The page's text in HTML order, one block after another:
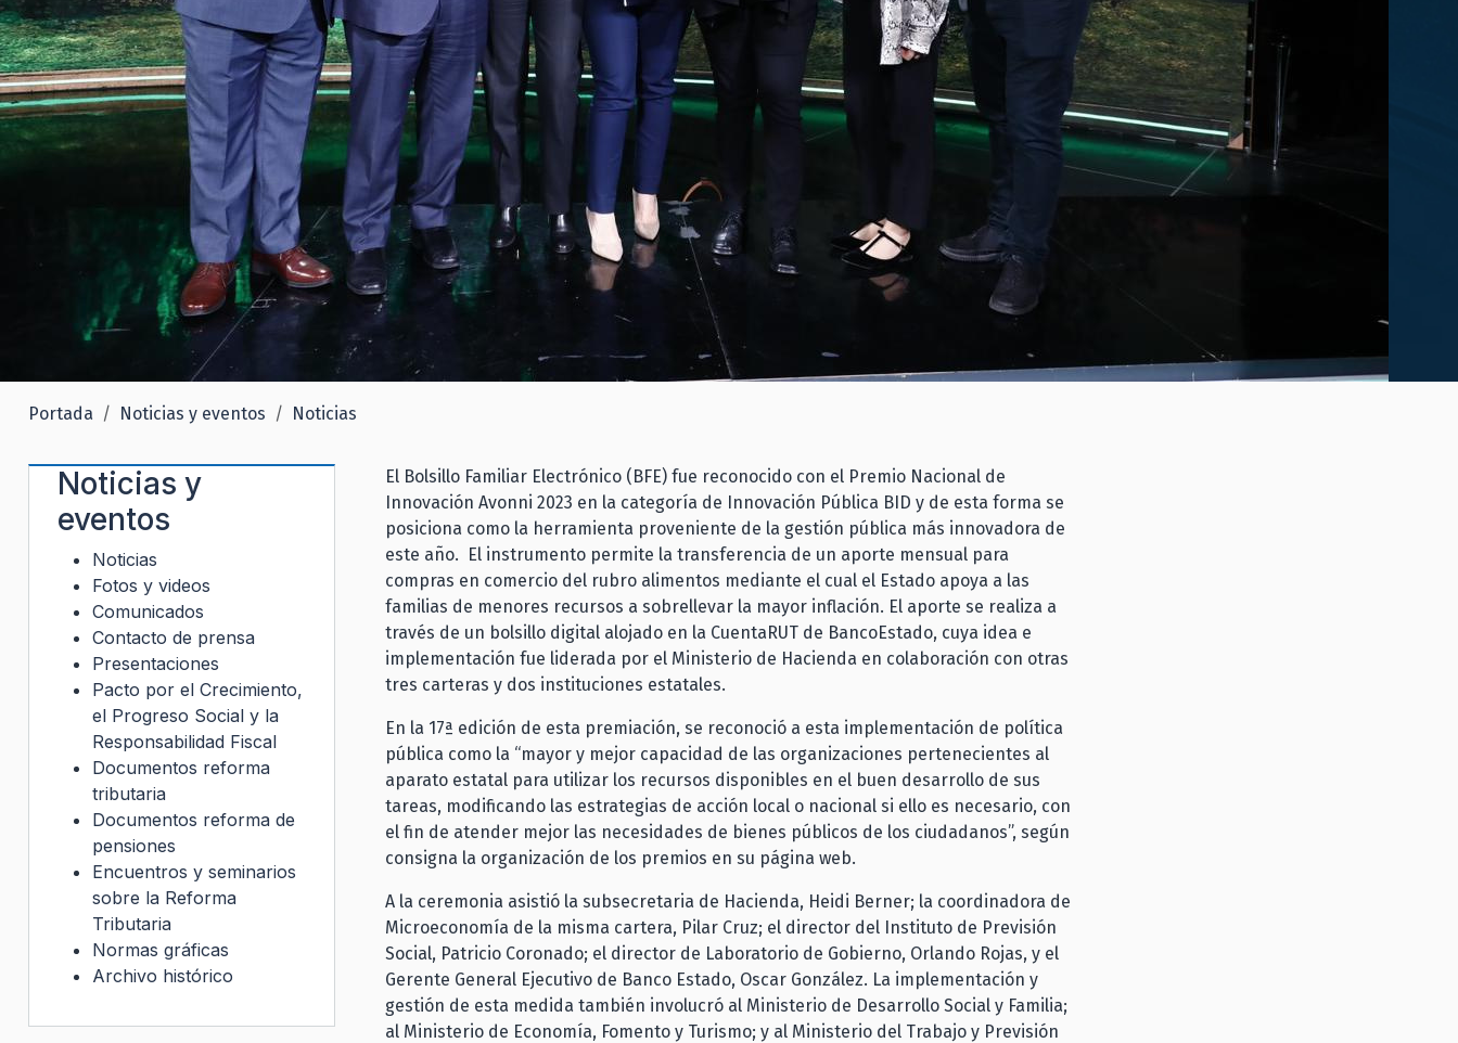
Portada Noticias y eventos Noticias
El Bolsillo Familiar Electrónico (BFE) fue reconocido con el Premio Nacional de
Innovación Avonni 2023 en la categoría de Innovación Pública BID y de esta forma se
posiciona como la herramienta proveniente de la gestión pública más innovadora de
este año. El instrumento permite la transferencia de un aporte mensual para
compras en comercio del rubro alimentos mediante el cual el Estado apoya a las
familias de menores recursos a sobrellevar la mayor inflación. El aporte se realiza a
través de un bolsillo digital alojado en la CuentaRUT de BancoEstado, cuya idea e
implementación fue liderada por el Ministerio de Hacienda en colaboración con otras
tres carteras y dos instituciones estatales.
En la 17ª edición de esta premiación, se reconoció a esta implementación de política
pública como la “mayor y mejor capacidad de las organizaciones pertenecientes al
aparato estatal para utilizar los recursos disponibles en el buen desarrollo de sus
tareas, modificando las estrategias de acción local o nacional si ello es necesario, con
el fin de atender mejor las necesidades de bienes públicos de los ciudadanos”, según
consigna la organización de los premios en su página web.
A la ceremonia asistió la subsecretaria de Hacienda, Heidi Berner; la coordinadora de
Microeconomía de la misma cartera, Pilar Cruz; el director del Instituto de Previsión
Social, Patricio Coronado; el director de Laboratorio de Gobierno, Orlando Rojas, y el
Gerente General Ejecutivo de Banco Estado, Oscar González. La implementación y
gestión de esta medida también involucró al Ministerio de Desarrollo Social y Familia;
al Ministerio de Economía, Fomento y Turismo; y al Ministerio del Trabajo y Previsión
Noticias y
eventos
Noticias
Fotos y videos
Comunicados
Contacto de prensa
Presentaciones
Pacto por el Crecimiento,
el Progreso Social y la
Responsabilidad Fiscal
Documentos reforma
tributaria
Documentos reforma de
pensiones
Encuentros y seminarios
sobre la Reforma
Tributaria
Normas gráficas
Archivo histórico